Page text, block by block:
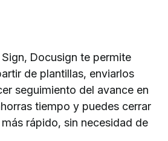
Docusign te permite
de plantillas, enviarlos
seguimiento del avance en
tiempo y puedes cerrar
rápido, sin necesidad de